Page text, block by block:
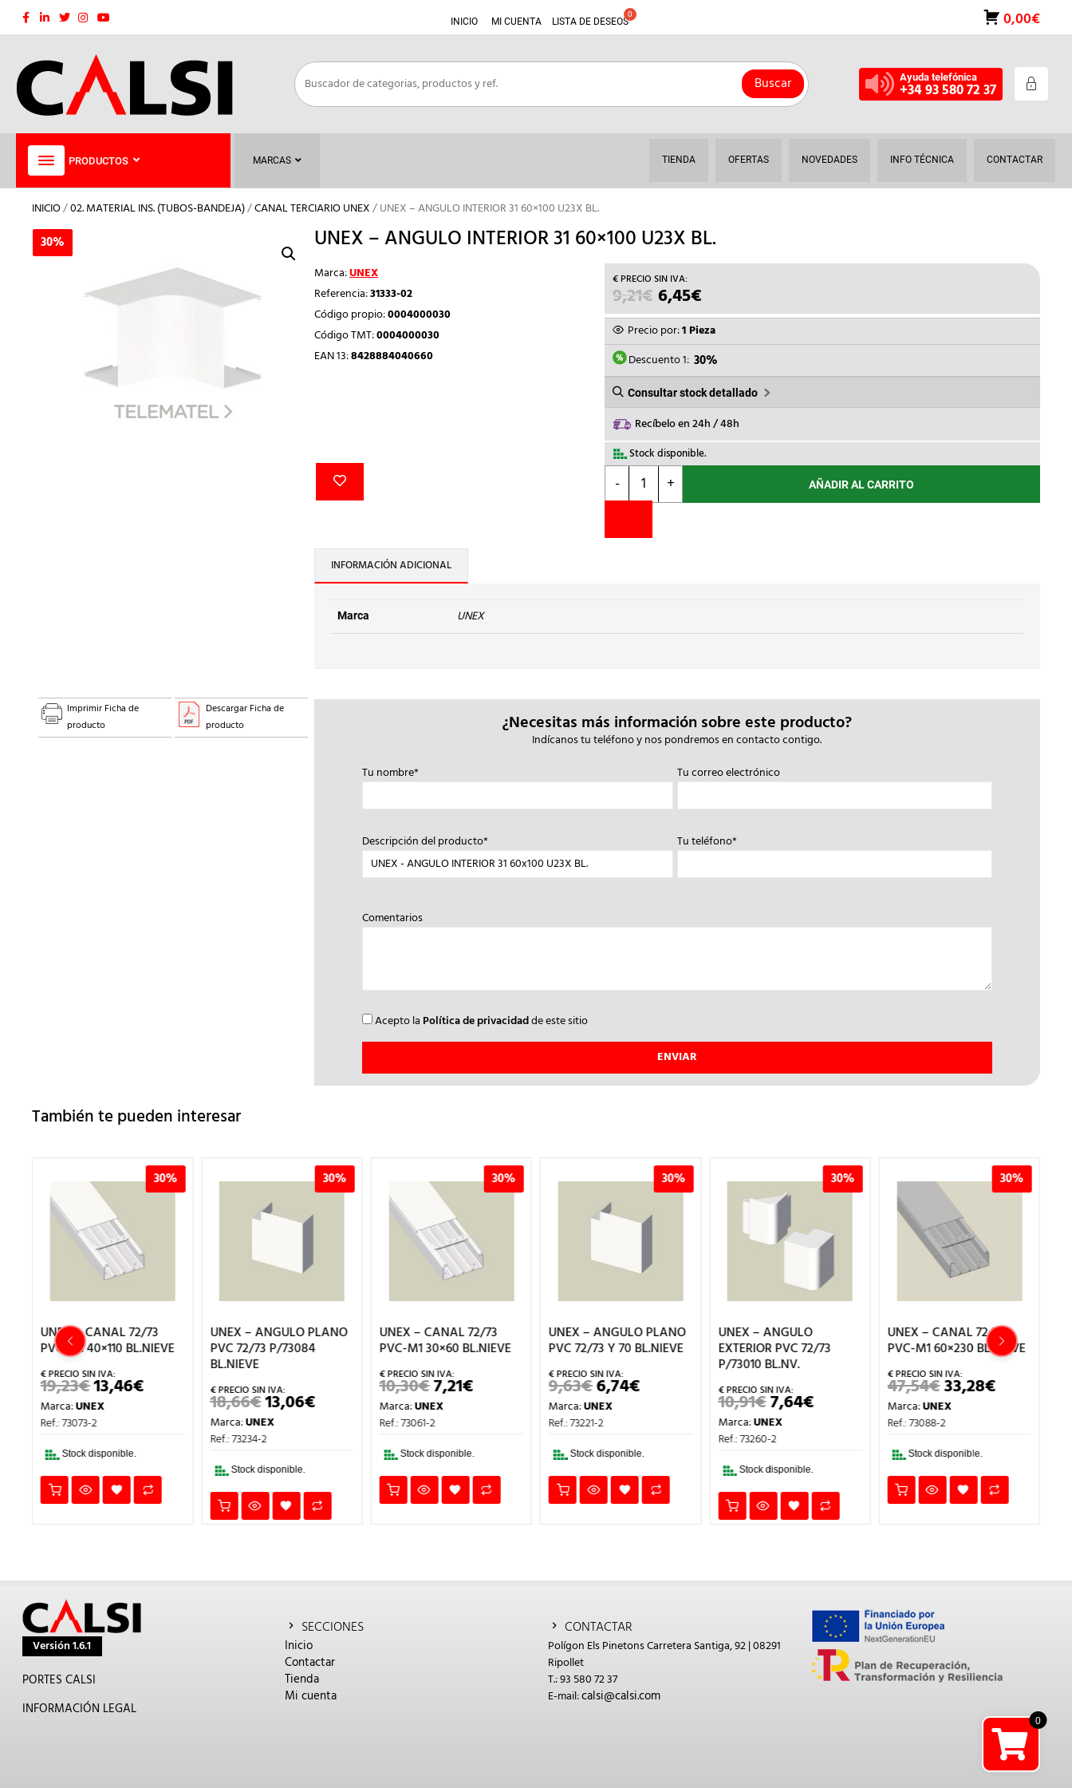
Saltar
INICIO MI CUENTA LISTA DE DESEOS 0,00€
Buscar Ayuda telefónica
+34 93 580 72 37
PRODUCTOS MARCAS TIENDA OFERTAS NOVEDADES INFO TÉCNICA CONTACTAR
INICIO/02. MATERIAL INS. (TUBOS-BANDEJA)/CANAL TERCIARIO UNEX/ UNEX – ANGULO INTERIOR 31 60×100 U23X BL.
30% UNEX – ANGULO INTERIOR 31 60×100 U23X BL.
Marca:UNEX
Referencia:31333-02
Código propio:0004000030
Código TMT:0004000030
EAN 13:8428884040660
9,21€ EL
PRECIO
ORIGINAL
ERA:
9,21€.
6,45€EL
PRECIO
ACTUAL
ES:
6,45€.
Precio por:1 Pieza
Descuento 1: 30%
Consultar stock detallado
Recíbelo en 24h / 48h
Stock disponible.
-
UNEX
ANGULO
31
+ AÑADIR AL CARRITO
INFORMACIÓN ADICIONAL
Marca UNEX
30%
Imprimir Ficha de
producto
Descargar Ficha de
producto
¿Necesitas más información sobre este producto?
Indícanos tu teléfono y nos pondremos en contacto contigo.
Tu nombre*
Tu correo electrónico
Descripción del producto* Tu teléfono*
Comentarios
Acepto la Política de privacidadde este sitio
También te pueden interesar
30%
UNEX – CANAL 72/73
PVC-M1 40×110 BL.NIEVE
19,23€EL
PRECIO
ORIGINAL
ERA:
13,46€EL
PRECIO
Marca:UNEX
Ref.: 73073-2
Stock disponible.
30%
UNEX – ANGULO PLANO
PVC 72/73 P/73084
BL.NIEVE
18,66€EL
PRECIO
ORIGINAL
ERA:
13,06€EL
PRECIO
Marca:UNEX
Ref.: 73234-2
Stock disponible.
30%
UNEX – CANAL 72/73
PVC-M1 30×60 BL.NIEVE
10,30€EL
PRECIO
ORIGINAL
ERA:
7,21€EL
PRECIO
Marca:UNEX
Ref.: 73061-2
Stock disponible.
30%
UNEX – ANGULO PLANO
PVC 72/73 Y 70 BL.NIEVE
9,63€EL
PRECIO
ORIGINAL
ERA:
6,74€EL
PRECIO
Marca:UNEX
Ref.: 73221-2
Stock disponible.
30%
UNEX – ANGULO
EXTERIOR PVC 72/73
P/73010 BL.NV.
10,91€EL
PRECIO
ORIGINAL
ERA:
7,64€EL
PRECIO
Marca:UNEX
Ref.: 73260-2
Stock disponible.
30%
UNEX – CANAL 72/73
PVC-M1 60×230 BL.NIEVE
47,54€EL
PRECIO
ORIGINAL
ERA:
33,28€EL
PRECIO
Marca:UNEX
Ref.: 73088-2
Stock disponible.
Versión 1.6.1
PORTES CALSI
INFORMACIÓN LEGAL
SECCIONES
Inicio
Contactar
Tienda
Mi cuenta
CONTACTAR
Polígon Els Pinetons Carretera Santiga, 92 | 08291
Ripollet
T.: 93 580 72 37
E-mail:calsi@calsi.com
0